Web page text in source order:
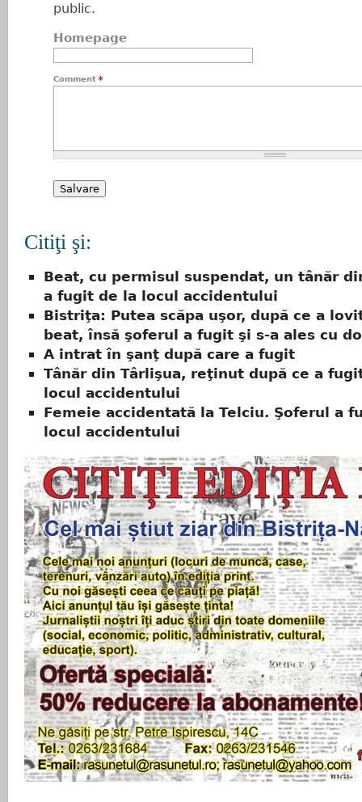
public.
Homepage
Comment *
Citiţi şi:
Beat, cu permisul suspendat, un tânăr
a fugit de la locul accidentului
Bistriţa: Putea scăpa uşor, după ce a
beat, însă şoferul a fugit şi s-a ales cu
A intrat în şanţ după care a fugit
Tânăr din Târlişua, reţinut după ce a
locul accidentului
Femeie accidentată la Telciu. Şoferul a
locul accidentului